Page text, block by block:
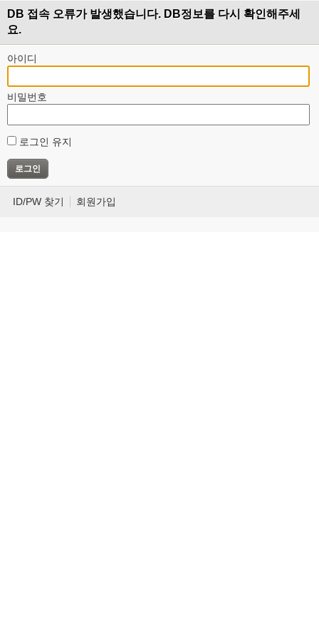
DB 접속 오류가 발생했습니다. DB정보를 다시 확인해주세
요.
아이디
비밀번호
로그인 유지
ID/PW 찾기 회원가입